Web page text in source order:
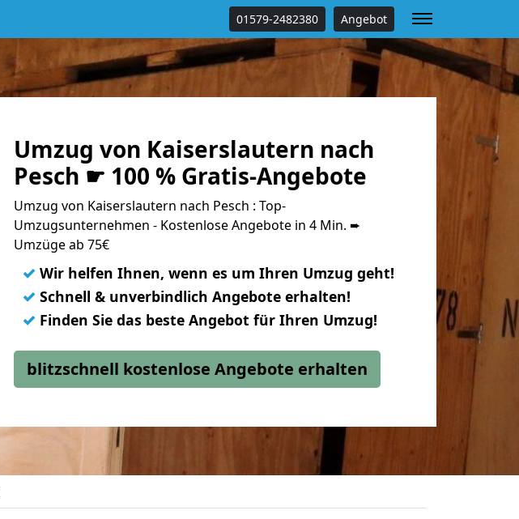
01579-2482380 Angebot
Umzug von Kaiserslautern nach
Pesch ☛ 100 % Gratis-Angebote
Umzug von Kaiserslautern nach Pesch : Top-
Umzugsunternehmen - Kostenlose Angebote in 4 Min. ➨
Umzüge ab 75€
✓ Wir helfen Ihnen, wenn es um Ihren Umzug geht!
✓ Schnell & unverbindlich Angebote erhalten!
✓ Finden Sie das beste Angebot für Ihren Umzug!
blitzschnell kostenlose Angebote erhalten